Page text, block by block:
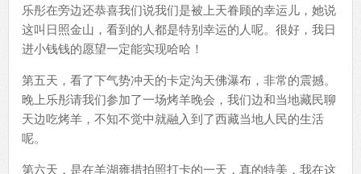
乐彤在旁边还恭喜我们说我们是被上天眷顾的幸运儿，她说
这叫日照金山，看到的人都是特别幸运的人呢。很好，我日
进小钱钱的愿望一定能实现哈哈！
第五天，看了下气势冲天的卡定沟天佛瀑布，非常的震撼。
晚上乐彤请我们参加了一场烤羊晚会，我们边和当地藏民聊
天边吃烤羊，不知不觉中就融入到了西藏当地人民的生活
呢。
第六天，是在羊湖雍措拍照打卡的一天，真的特美，我在这